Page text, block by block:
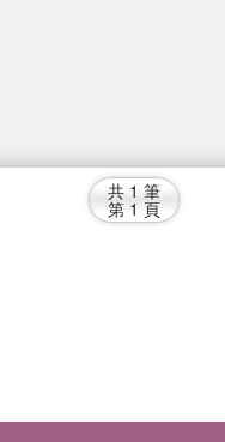
共 1 筆
第 1 頁